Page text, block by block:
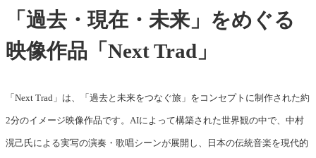
「過去・現在・未来」をめぐる
映像作品「Next Trad」
「Next Trad」は、「過去と未来をつなぐ旅」をコンセプトに制作された約
2分のイメージ映像作品です。AIによって構築された世界観の中で、中村
滉己氏による実写の演奏・歌唱シーンが展開し、日本の伝統音楽を現代的